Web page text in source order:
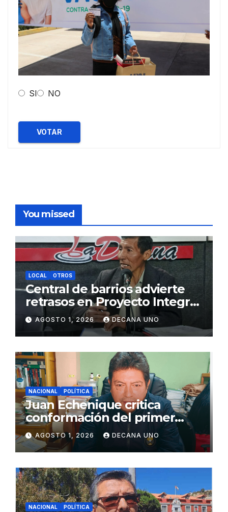
SI NO
VOTAR
You missed
LOCAL OTROS
Central de barrios advierte
retrasos en Proyecto Integral
de Agua y Alcantarillado para
Juliaca
AGOSTO 1, 2026 DECANA UNO
NACIONAL POLÍTICA
Juan Echenique critica
conformación del primer
gabinete ministerial de Keiko
Fujimori
AGOSTO 1, 2026 DECANA UNO
NACIONAL POLÍTICA